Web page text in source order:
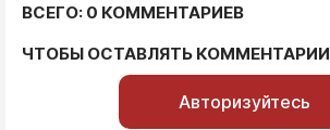
ВСЕГО: 0 КОММЕНТАРИЕВ
ЧТОБЫ ОСТАВЛЯТЬ КОММЕНТАРИИ
Авторизуйтесь